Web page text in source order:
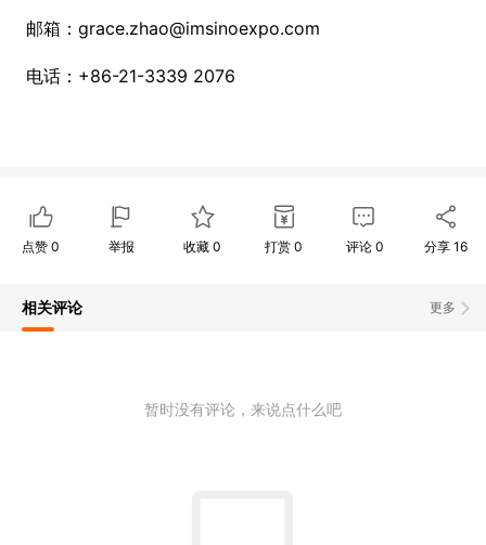
邮箱：grace.zhao@imsinoexpo.com
电话：+86-21-3339 2076
点赞 0 举报 收藏0 打赏 0 评论 0 分享 16
更多
相关评论
暂时没有评论，来说点什么吧